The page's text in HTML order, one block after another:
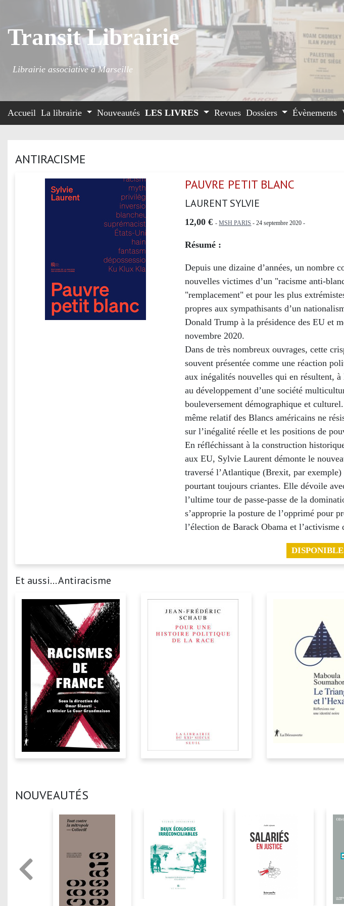
Transit Librairie
Librairie associative à Marseille
Accueil La librairie Nouveautés LES LIVRES Revues Dossiers Évènements
ANTIRACISME
PAUVRE PETIT BLANC
LAURENT SYLVIE
12,00 € -MSH PARIS - 24 septembre 2020 -
Résumé :
Depuis une dizaine d’années, un nombre
nouvelles victimes d’un "racisme anti-
"remplacement" et pour les plus
propres aux sympathisants d’un
Donald Trump à la présidence des EU et
novembre 2020.
Dans de très nombreux ouvrages, cette
souvent présentée comme une réaction
aux inégalités nouvelles qui en résultent,
au développement d’une société
bouleversement démographique et
même relatif des Blancs américains ne
sur l’inégalité réelle et les positions de
En réfléchissant à la construction
aux EU, Sylvie Laurent démonte le
traversé l’Atlantique (Brexit, par
pourtant toujours criantes. Elle dévoile
l’ultime tour de passe-passe de la
s’approprie la posture de l’opprimé pour
l’élection de Barack Obama et l’activisme
DISPONIBLE
Et aussi... Antiracisme
NOUVEAUTÉS